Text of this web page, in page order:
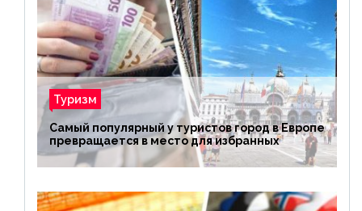
Туризм
Самый популярный у туристов город в Европе
превращается в место для избранных